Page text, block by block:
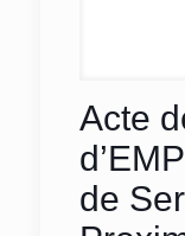
Acte
de